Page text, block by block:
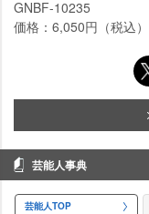
GNBF-10235
価格：6,050円（税込）
芸能人事典
芸能人TOP